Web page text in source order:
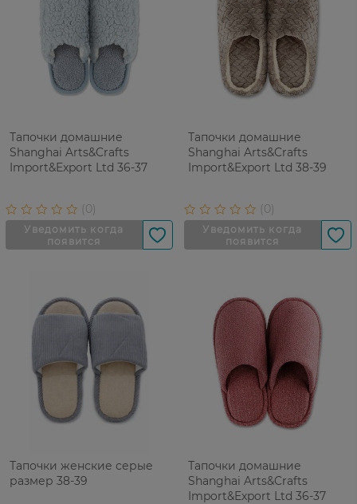
Тапочки домашние
Shanghai Arts&Crafts
Import&Export Ltd 36-37
Тапочки домашние
Shanghai Arts&Crafts
Import&Export Ltd 38-39
Тапочки женские серые
размер 38-39
Тапочки домашние
Shanghai Arts&Crafts
Import&Export Ltd 36-37